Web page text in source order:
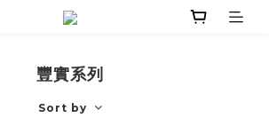
豐實系列
Sort by